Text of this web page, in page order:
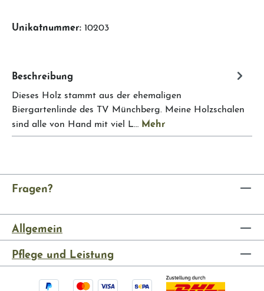
Unikatnummer: 10203
Beschreibung
Dieses Holz stammt aus der ehemaligen
Biergartenlinde des TV Münchberg. Meine Holzschalen
sind alle von Hand mit viel L… Mehr
Fragen?
Allgemein
Pflege und Leistung